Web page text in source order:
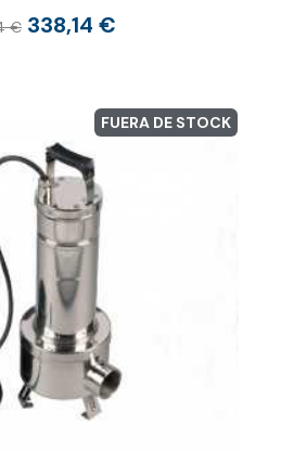
€ 338,14 €
FUERA DE STOCK